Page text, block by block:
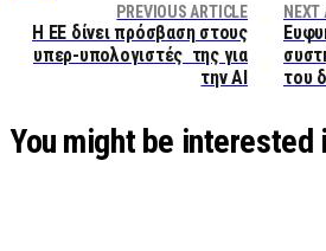
PREVIOUS ARTICLE
Η ΕΕ δίνει πρόσβαση στους
υπερ-υπολογιστές της για
την AI
NEXT
του
You might be interested